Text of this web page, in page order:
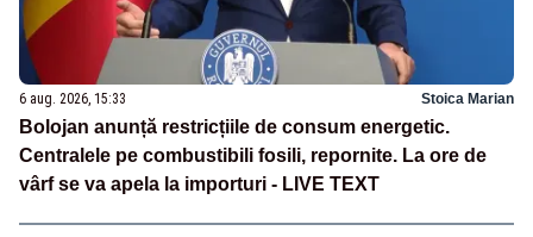
6 aug. 2026, 15:33 Stoica Marian
Bolojan anunță restricțiile de consum energetic.
Centralele pe combustibili fosili, repornite. La ore de
vârf se va apela la importuri - LIVE TEXT